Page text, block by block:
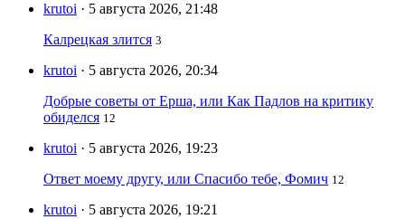
krutoi · 5 августа 2026, 21:48
Калрецкая злится 3
krutoi · 5 августа 2026, 20:34
Добрые советы от Ерша, или Как Падлов на критику
обиделся 12
krutoi · 5 августа 2026, 19:23
Ответ моему другу, или Спасибо тебе, Фомич 12
krutoi · 5 августа 2026, 19:21